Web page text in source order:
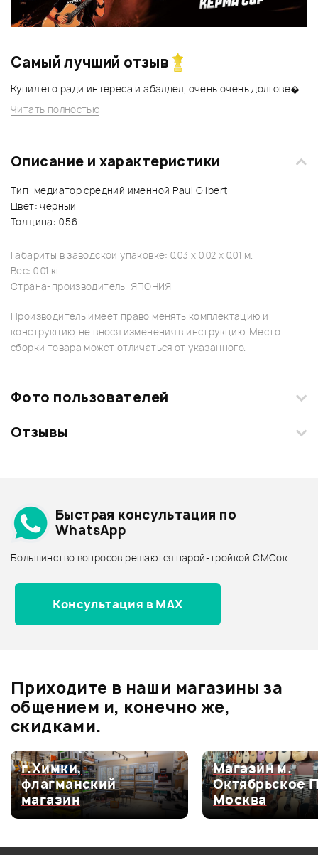
Самый лучший отзыв
Купил его ради интереса и абалдел, очень очень долгове�...
Читать полностью
Описание и характеристики
Тип: медиатор средний именной Paul Gilbert
Цвет: черный
Толщина: 0.56
Габариты в заводской упаковке: 0.03 x 0.02 x 0.01 м.
Вес: 0.01 кг
Страна-производитель: ЯПОНИЯ
Производитель имеет право менять комплектацию и
конструкцию, не внося изменения в инструкцию. Место
сборки товара может отличаться от указанного.
Фото пользователей
Загрузите свои фотографии купленного товара и получите
Отзывы
5.0
Оценка5
100%
Оценка4
0
Оценка3
0
Архив товаров - дешевле
Архив товаров - дороже
Все товары IBANEZ
Архив товаров - новинки
Быстрая консультация по
WhatsApp
Большинство вопросов решаются парой-тройкой СМСок
Консультация в MAX
Приходите в наши магазины за
общением и, конечно же,
скидками.
г.Химки,
флагманский
магазин
Магазин м.
Октябрьское
Москва